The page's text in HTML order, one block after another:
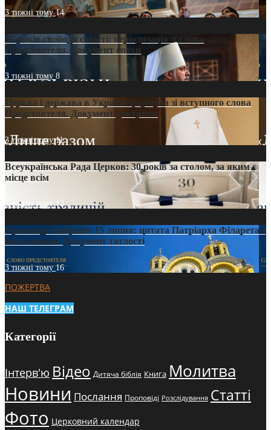
3 тижні тому14
35 років свободи совісті: періодизація зі слова
Предстоятеля. Документ епохи
3 тижні тому 8
Церква і держава в Україні: формула зі вступного слова
Предстоятеля. Документ доктрини
3 тижні тому11
Всеукраїнська Рада Церков: 30 років за столом, за яким є
місце всім
3 тижні тому12
Проповідь Епіфанія 15 липня: цитата Патріарха Філарета з
його амвона. Документ тяглості
3 тижні тому16
ПОЖЕРТВА
НАШ ТЕЛЕГРАМ
Категорії
Інтерв'ю Відео Дитяча біблія Книга Молитва
Новини Послання Проповіді Розслідування Статті
Фото Церковний календар